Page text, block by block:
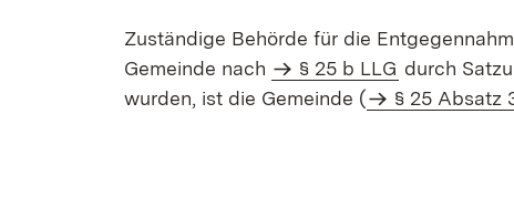
Zuständige Behörde für die
Gemeinde nach
§ 25 b LLG durch
wurden, ist die Gemeinde (
§ 25 Absatz